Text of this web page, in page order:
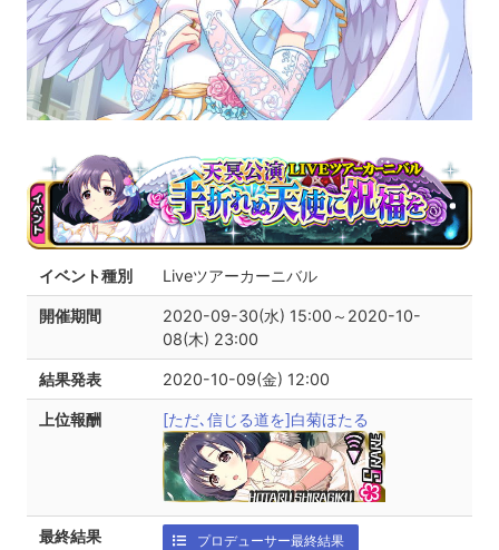
イベント種別 Liveツアーカーニバル
開催期間
2020-09-30(水) 15:00～2020-10-
08(木) 23:00
結果発表 2020-10-09(金) 12:00
上位報酬 [ただ､信じる道を]白菊ほたる
最終結果 プロデューサー最終結果